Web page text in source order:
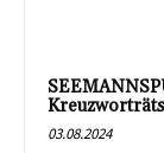
03.08.2024